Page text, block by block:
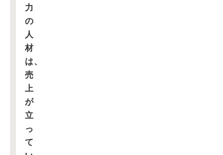
力
の
人
材
は、
売
上
が
立
っ
て